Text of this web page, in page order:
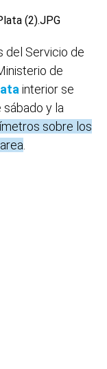
del Servicio de
de
interior se
y la
sobre los